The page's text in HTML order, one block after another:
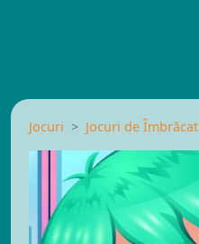
Jocuri Jocuri de Îmbrăcat